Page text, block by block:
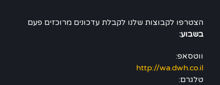
הצטרפו לקבוצות שלנו לקבלת עדכונים מרוכזים פעם
בשבוע:
ווטסאפ:
http://wa.dwh.co.il
טלגרם: